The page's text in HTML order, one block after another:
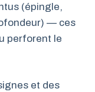
(épingle,
— ces
perforent le
et des